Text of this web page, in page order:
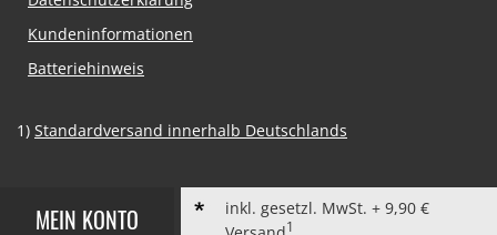
MEIN KONTO
inkl. gesetzl. MwSt. + 9,90 €
1
Kundeninformationen
Batteriehinweis
1) Standardversand innerhalb Deutschlands